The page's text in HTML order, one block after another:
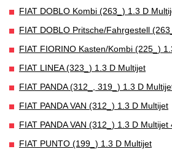
FIAT DOBLO Kombi (263_) 1.3 D
FIAT DOBLO Pritsche/Fahrgestell
FIAT FIORINO Kasten/Kombi (225_)
FIAT LINEA (323_) 1.3 D Multijet
FIAT PANDA (312_, 319_) 1.3 D
FIAT PANDA VAN (312_) 1.3 D Multijet
FIAT PANDA VAN (312_) 1.3 D Multijet
FIAT PUNTO (199_) 1.3 D Multijet